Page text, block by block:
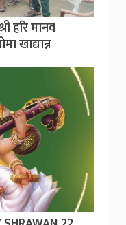
हरि मानव
खाद्यान्न